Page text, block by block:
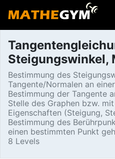
Steigungswinkel,
Bestimmung des
Tangente/Normalen an
Bestimmung der Tangente
Stelle des Graphen bzw.
Eigenschaften (Steigung,
Bestimmung des
einen bestimmten Punkt
8 Levels